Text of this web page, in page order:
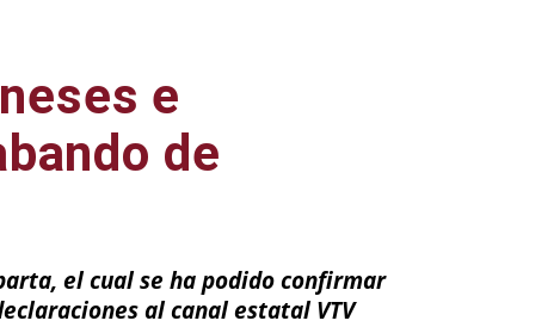
e
de
el cual se ha podido confirmar
al canal estatal VTV